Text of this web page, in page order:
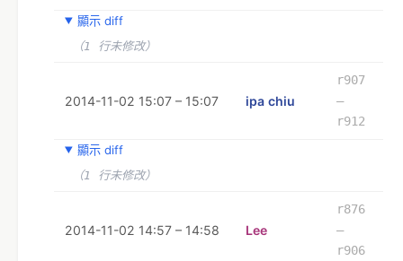
顯示 diff
（1 行未修改）
2014-11-02 15:07 – 15:07 ipa chiu
r907
–
r912
顯示 diff
（1 行未修改）
2014-11-02 14:57 – 14:58 Lee
r876
–
r906